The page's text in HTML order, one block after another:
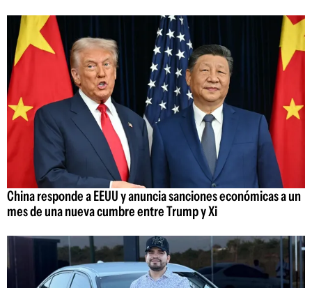
China responde a EEUU y anuncia sanciones económicas a un
mes de una nueva cumbre entre Trump y Xi